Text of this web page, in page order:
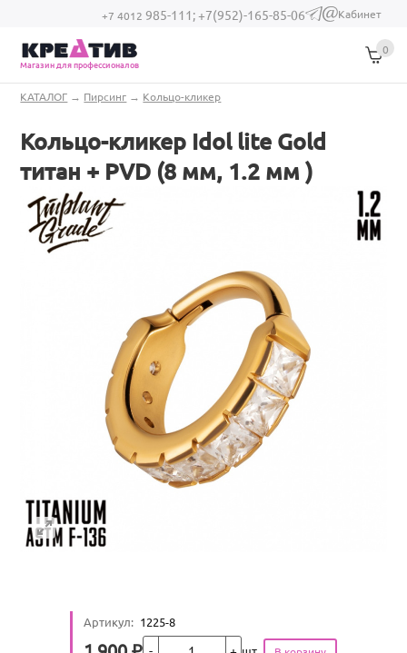
Перейти к основному содержанию
+7 4012 985-111;+7(952)-165-85-06
(link sends e-
Кабинет
Магазин для профессионалов
0
Вы здесь
КАТАЛОГ → Пирсинг → Кольцо-кликер
Кольцо-кликер Idol lite Gold
титан + PVD (8 мм, 1.2 мм )
Артикул: 1225-8
Кол-во